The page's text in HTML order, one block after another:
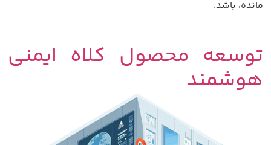
مانده، باشد.
توسعه محصول کلاه ایمنی
هوشمند